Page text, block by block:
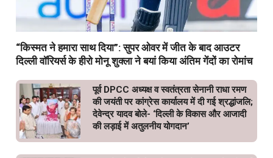
“किस्मत ने हमारा साथ दिया”: सुपर ओवर में जीत के बाद आउटर
दिल्ली वॉरियर्स के हीरो मोनू शुक्ला ने बयां किया अंतिम गेंदों का रोमांच
पूर्व DPCC अध्यक्ष व स्वतंत्रता सेनानी राधा रमण
की जयंती पर कांग्रेस कार्यालय में दी गई श्रद्धांजलि;
देवेन्द्र यादव बोले- ‘दिल्ली के विकास और आजादी
की लड़ाई में अतुलनीय योगदान’